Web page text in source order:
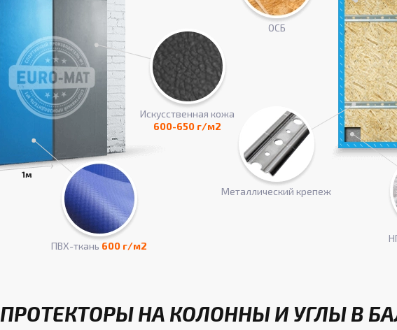
ПВХ-ткань 600 г/м2
Искусcтвенная кожа
600-650 г/м2
Металлический крепеж
ОСБ
ПРОТЕКТОРЫ НА КОЛОННЫ И УГЛЫ В